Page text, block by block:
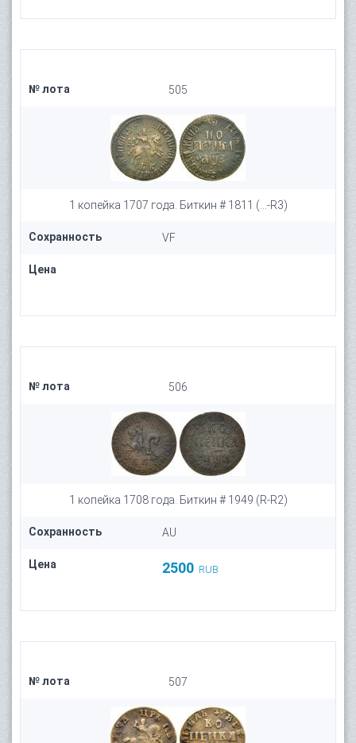
№ лота 505
1 копейка 1707 года. Биткин # 1811 (...-R3)
Сохранность VF
Цена
№ лота 506
1 копейка 1708 года. Биткин # 1949 (R-R2)
Сохранность AU
Цена 2500 RUB
№ лота 507